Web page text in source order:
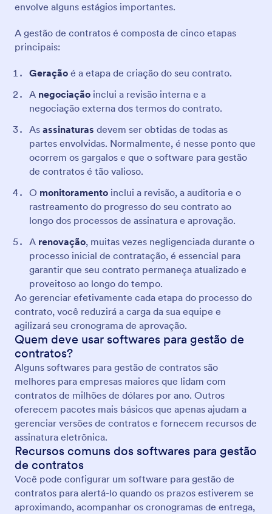
envolve alguns estágios importantes.
A gestão de contratos é composta de cinco etapas
principais:
Geração é a etapa de criação do seu contrato.
A negociação inclui a revisão interna e a
negociação externa dos termos do contrato.
As assinaturas devem ser obtidas de todas as
partes envolvidas. Normalmente, é nesse ponto que
ocorrem os gargalos e que o software para gestão
de contratos é tão valioso.
O monitoramento inclui a revisão, a auditoria e o
rastreamento do progresso do seu contrato ao
longo dos processos de assinatura e aprovação.
A renovação, muitas vezes negligenciada durante o
processo inicial de contratação, é essencial para
garantir que seu contrato permaneça atualizado e
proveitoso ao longo do tempo.
Ao gerenciar efetivamente cada etapa do processo do
contrato, você reduzirá a carga da sua equipe e
agilizará seu cronograma de aprovação.
Quem deve usar softwares para gestão de
contratos?
Alguns softwares para gestão de contratos são
melhores para empresas maiores que lidam com
contratos de milhões de dólares por ano. Outros
oferecem pacotes mais básicos que apenas ajudam a
gerenciar versões de contratos e fornecem recursos de
assinatura eletrônica.
Recursos comuns dos softwares para gestão
de contratos
Você pode configurar um software para gestão de
contratos para alertá-lo quando os prazos estiverem se
aproximando, acompanhar os cronogramas de entrega,